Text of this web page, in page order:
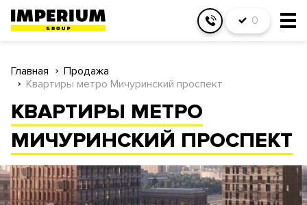
0
Главная
Продажа
Квартиры метро Мичуринский проспект
КВАРТИРЫ МЕТРО
МИЧУРИНСКИЙ ПРОСПЕКТ